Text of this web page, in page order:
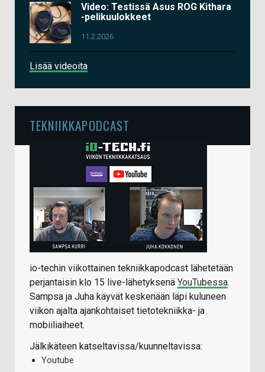
Video: Testissä Asus ROG Kithara
-pelikuulokkeet
11.2.2026
Lisää videoita
TEKNIIKKAPODCAST
io-techin viikottainen tekniikkapodcast lähetetään
perjantaisin klo 15 live-lähetyksenä YouTubessa.
Sampsa ja Juha käyvät keskenään läpi kuluneen
viikon ajalta ajankohtaiset tietotekniikka- ja
mobiiliaiheet.
Jälkikäteen katseltavissa/kuunneltavissa:
Youtube